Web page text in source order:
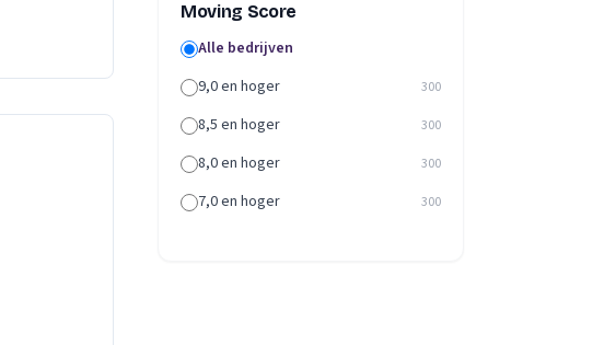
Moving Score
Alle bedrijven
9,0 en hoger
300
8,5 en hoger 300
8,0 en hoger 300
7,0 en hoger 300